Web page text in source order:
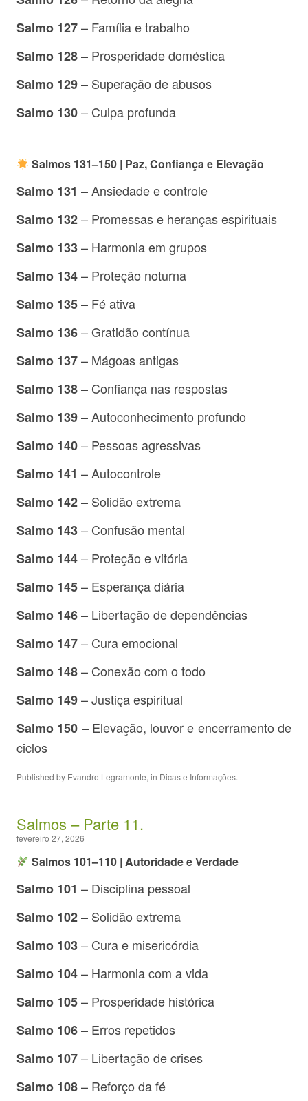
Salmo 127– Família e trabalho
Salmo 128– Prosperidade doméstica
Salmo 129– Superação de abusos
Salmo 130– Culpa profunda
Salmos 131–150 | Paz, Confiança e Elevação
Salmo 131 – Ansiedade e controle
Salmo 132– Promessas e heranças espirituais
Salmo 133– Harmonia em grupos
Salmo 134– Proteção noturna
Salmo 135– Fé ativa
Salmo 136– Gratidão contínua
Salmo 137– Mágoas antigas
Salmo 138– Confiança nas respostas
Salmo 139– Autoconhecimento profundo
Salmo 140– Pessoas agressivas
Salmo 141 – Autocontrole
Salmo 142– Solidão extrema
Salmo 143– Confusão mental
Salmo 144– Proteção e vitória
Salmo 145– Esperança diária
Salmo 146– Libertação de dependências
Salmo 147– Cura emocional
Salmo 148– Conexão com o todo
Salmo 149– Justiça espiritual
Salmo 150 – Elevação, louvor e encerramento de
ciclos
Published by Evandro Legramonte, in Dicas e Informações.
Salmos – Parte 11.
fevereiro 27, 2026
Salmos 101–110 | Autoridade e Verdade
Salmo 101 – Disciplina pessoal
Salmo 102– Solidão extrema
Salmo 103– Cura e misericórdia
Salmo 104– Harmonia com a vida
Salmo 105– Prosperidade histórica
Salmo 106– Erros repetidos
Salmo 107– Libertação de crises
Salmo 108– Reforço da fé